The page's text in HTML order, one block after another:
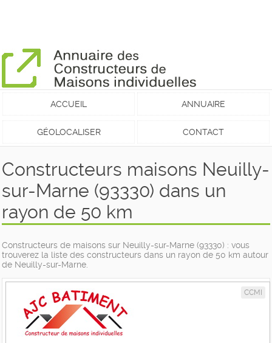
ACCUEIL ANNUAIRE
GÉOLOCALISER CONTACT
Constructeurs maisons Neuilly-
sur-Marne (93330) dans un
rayon de 50 km
Constructeurs de maisons sur Neuilly-sur-Marne (93330) : vous
trouverez la liste des constructeurs dans un rayon de 50 km autour
de Neuilly-sur-Marne.
CCMI